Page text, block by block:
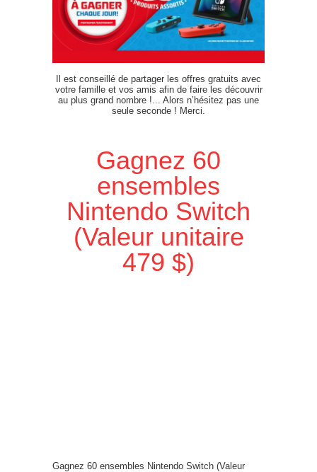
Il est conseillé de partager les offres gratuits avec
votre famille et vos amis afin de faire les découvrir
au plus grand nombre !... Alors n’hésitez pas une
seule seconde ! Merci.
Gagnez 60
ensembles
Nintendo Switch
(Valeur unitaire
479 $)
Gagnez 60 ensembles Nintendo Switch (Valeur